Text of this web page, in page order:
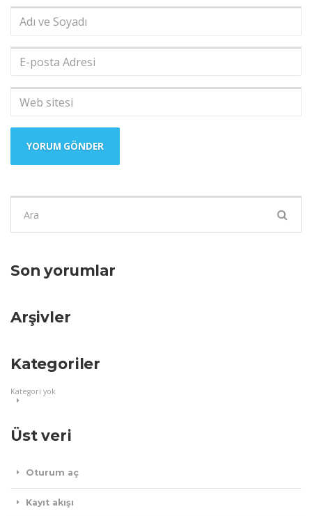
Adı
Soyadı*
posta
Adresi*
Web
ara:
Son yorumlar
Arşivler
Kategoriler
Kategori yok
Üst veri
Oturum aç
Kayıt akışı